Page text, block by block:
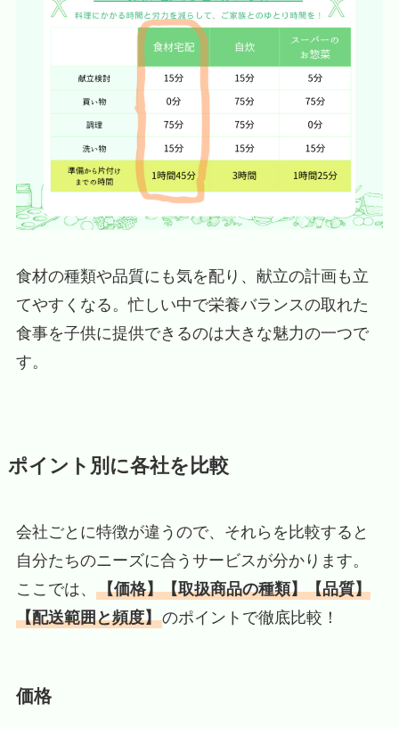
食材の種類や品質にも気を配り、献立の計画も立
てやすくなる。忙しい中で栄養バランスの取れた
食事を子供に提供できるのは大きな魅力の一つで
す。
ポイント別に各社を比較
会社ごとに特徴が違うので、それらを比較すると
自分たちのニーズに合うサービスが分かります。
ここでは、 【価格】【取扱商品の種類】【品質】
【配送範囲と頻度】のポイントで徹底比較！
価格